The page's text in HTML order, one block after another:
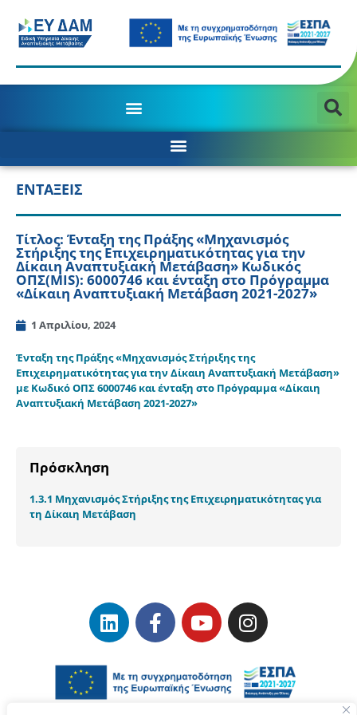
ΕΝΤΑΞΕΙΣ
Τίτλος: Ένταξη της Πράξης «Μηχανισμός
Στήριξης της Επιχειρηματικότητας για την
Δίκαιη Αναπτυξιακή Μετάβαση» Κωδικός
ΟΠΣ(MIS): 6000746 και ένταξη στο Πρόγραμμα
«Δίκαιη Αναπτυξιακή Μετάβαση 2021-2027»
1 Απριλίου, 2024
Ένταξη της Πράξης «Μηχανισμός Στήριξης της
Επιχειρηματικότητας για την Δίκαιη Αναπτυξιακή Μετάβαση»
με Κωδικό ΟΠΣ 6000746 και ένταξη στο Πρόγραμμα «Δίκαιη
Αναπτυξιακή Μετάβαση 2021-2027»
Πρόσκληση
1.3.1 Μηχανισμός Στήριξης της Επιχειρηματικότητας για
τη Δίκαιη Μετάβαση